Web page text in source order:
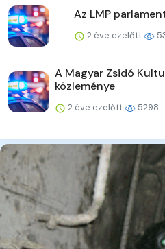
Az LMP
2 éve ezelőtt
A Magyar Zsidó
közleménye
2 éve ezelőtt 5298